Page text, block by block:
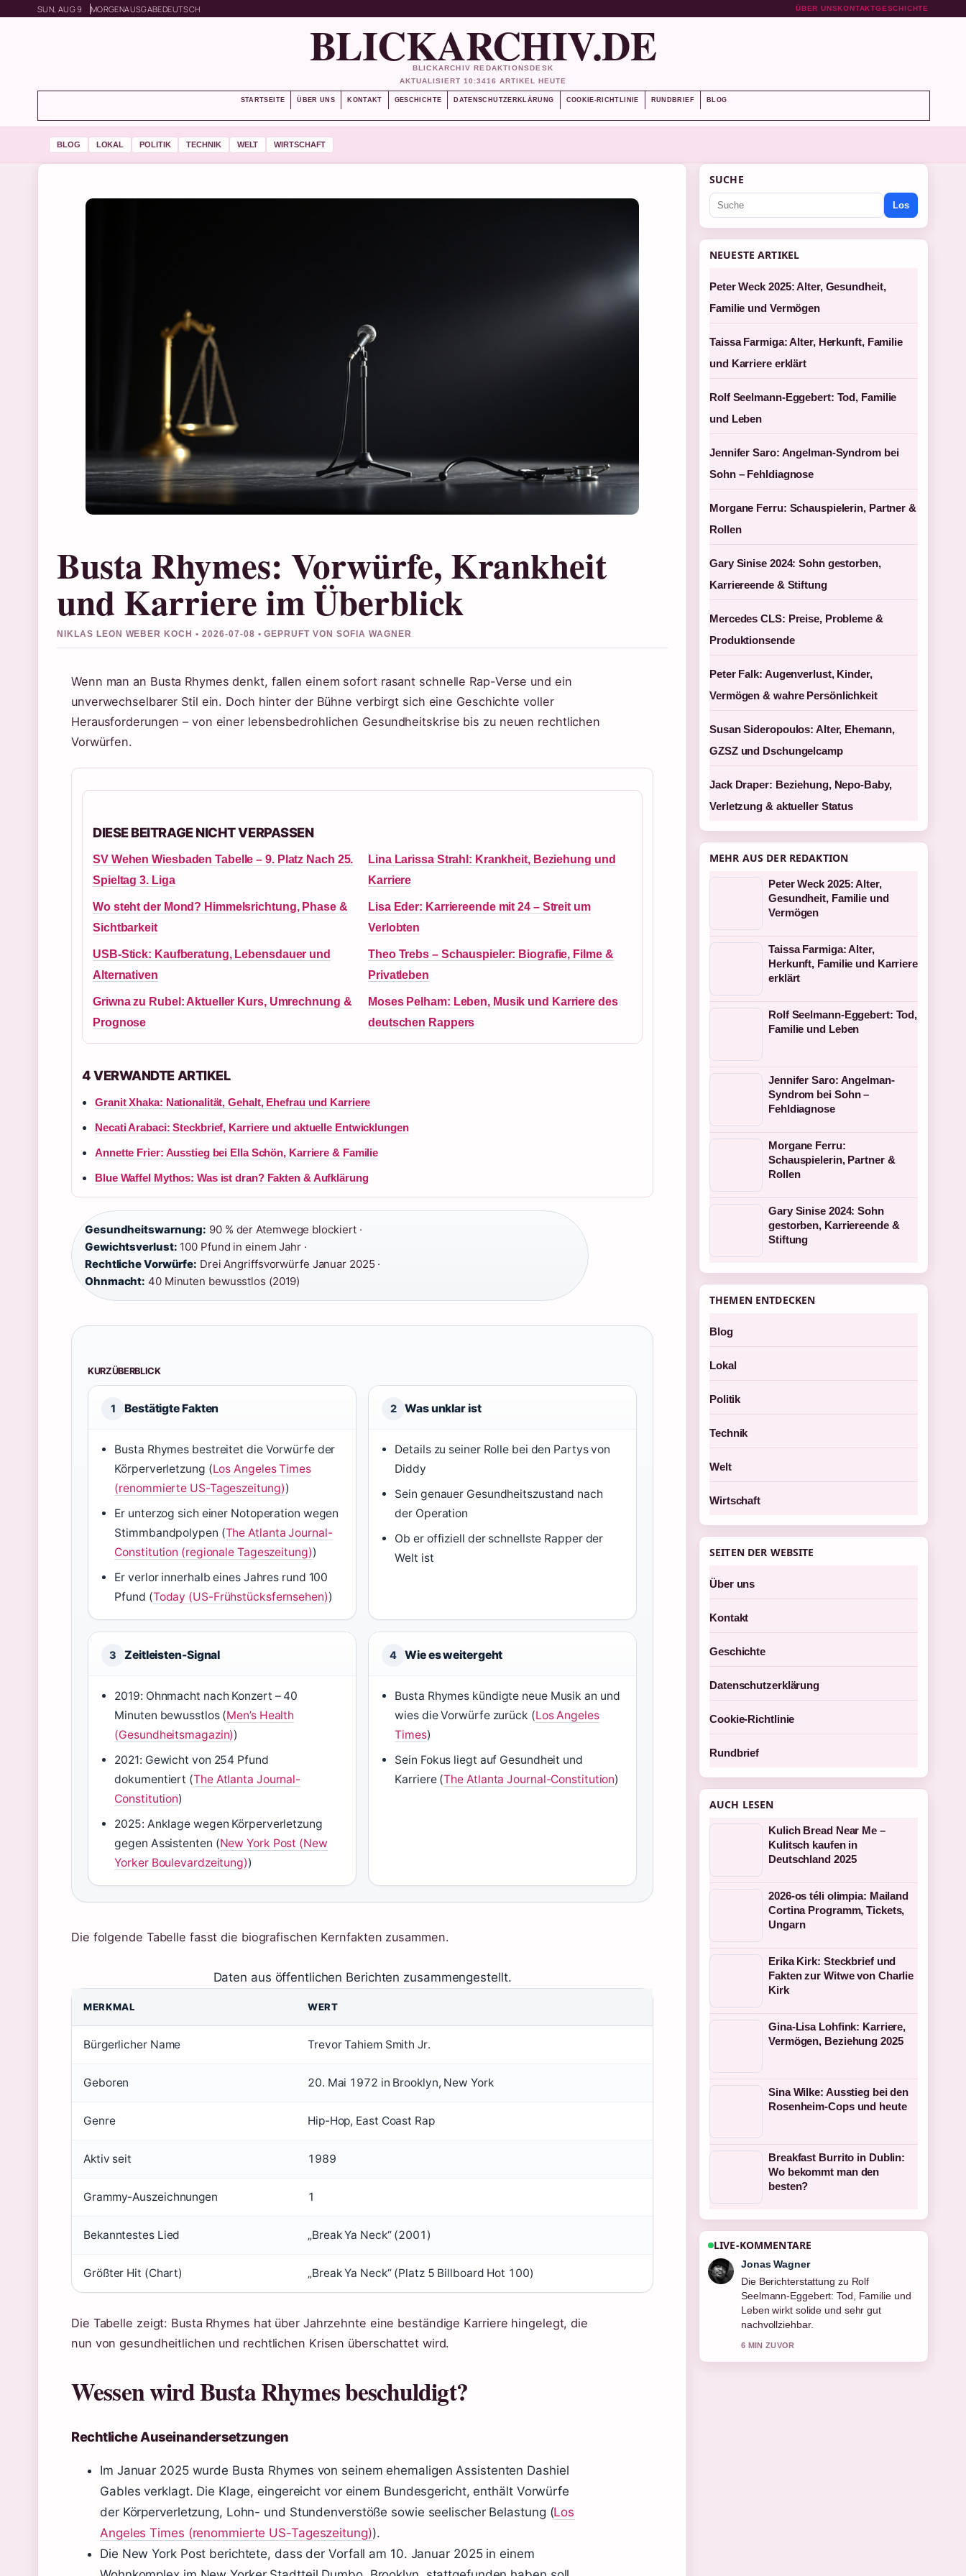
SUN, AUG 9 MORGENAUSGABEDEUTSCH ÜBER UNSKONTAKTGESCHICHTE
BLICKARCHIV.DE
BLICKARCHIV REDAKTIONSDESK
AKTUALISIERT 10:3416 ARTIKEL HEUTE
STARTSEITE ÜBER UNS KONTAKT GESCHICHTE DATENSCHUTZERKLÄRUNG COOKIE-RICHTLINIE RUNDBRIEF BLOG
BLOG LOKAL POLITIK TECHNIK WELT WIRTSCHAFT
Busta Rhymes: Vorwürfe, Krankheit
und Karriere im Überblick
NIKLAS LEON WEBER KOCH • 2026-07-08 • GEPRUFT VON SOFIA WAGNER
Wenn man an Busta Rhymes denkt, fallen einem sofort rasant schnelle Rap-Verse und ein
unverwechselbarer Stil ein. Doch hinter der Bühne verbirgt sich eine Geschichte voller
Herausforderungen – von einer lebensbedrohlichen Gesundheitskrise bis zu neuen rechtlichen
Vorwürfen.
DIESE BEITRAGE NICHT VERPASSEN
SV Wehen Wiesbaden Tabelle – 9. Platz Nach 25.
Spieltag 3. Liga
Lina Larissa Strahl: Krankheit, Beziehung und
Karriere
Wo steht der Mond? Himmelsrichtung, Phase &
Sichtbarkeit
Lisa Eder: Karriereende mit 24 – Streit um
Verlobten
USB-Stick: Kaufberatung, Lebensdauer und
Alternativen
Theo Trebs – Schauspieler: Biografie, Filme &
Privatleben
Griwna zu Rubel: Aktueller Kurs, Umrechnung &
Prognose
Moses Pelham: Leben, Musik und Karriere des
deutschen Rappers
4 VERWANDTE ARTIKEL
Granit Xhaka: Nationalität, Gehalt, Ehefrau und Karriere
Necati Arabaci: Steckbrief, Karriere und aktuelle Entwicklungen
Annette Frier: Ausstieg bei Ella Schön, Karriere & Familie
Blue Waffel Mythos: Was ist dran? Fakten & Aufklärung
Gesundheitswarnung: 90 % der Atemwege blockiert ·
Gewichtsverlust: 100 Pfund in einem Jahr ·
Rechtliche Vorwürfe: Drei Angriffsvorwürfe Januar 2025 ·
Ohnmacht: 40 Minuten bewusstlos (2019)
KURZÜBERBLICK
1 Bestätigte Fakten
Busta Rhymes bestreitet die Vorwürfe der
Körperverletzung (Los Angeles Times
(renommierte US-Tageszeitung))
Er unterzog sich einer Notoperation wegen
Stimmbandpolypen (The Atlanta Journal-
Constitution (regionale Tageszeitung))
Er verlor innerhalb eines Jahres rund 100
Pfund (Today (US-Frühstücksfernsehen))
2 Was unklar ist
Details zu seiner Rolle bei den Partys von
Diddy
Sein genauer Gesundheitszustand nach
der Operation
Ob er offiziell der schnellste Rapper der
Welt ist
3 Zeitleisten-Signal
2019: Ohnmacht nach Konzert – 40
Minuten bewusstlos (Men’s Health
(Gesundheitsmagazin))
2021: Gewicht von 254 Pfund
dokumentiert (The Atlanta Journal-
Constitution)
2025: Anklage wegen Körperverletzung
gegen Assistenten (New York Post (New
Yorker Boulevardzeitung))
4 Wie es weitergeht
Busta Rhymes kündigte neue Musik an und
wies die Vorwürfe zurück (Los Angeles
Times)
Sein Fokus liegt auf Gesundheit und
Karriere (The Atlanta Journal-Constitution)
Die folgende Tabelle fasst die biografischen Kernfakten zusammen.
Daten aus öffentlichen Berichten zusammengestellt.
MERKMAL WERT
Bürgerlicher Name Trevor Tahiem Smith Jr.
Geboren 20. Mai 1972 in Brooklyn, New York
Genre Hip-Hop, East Coast Rap
Aktiv seit 1989
Grammy-Auszeichnungen 1
Bekanntestes Lied „Break Ya Neck“ (2001)
Größter Hit (Chart) „Break Ya Neck“ (Platz 5 Billboard Hot 100)
Die Tabelle zeigt: Busta Rhymes hat über Jahrzehnte eine beständige Karriere hingelegt, die
nun von gesundheitlichen und rechtlichen Krisen überschattet wird.
Wessen wird Busta Rhymes beschuldigt?
Rechtliche Auseinandersetzungen
Im Januar 2025 wurde Busta Rhymes von seinem ehemaligen Assistenten Dashiel
Gables verklagt. Die Klage, eingereicht vor einem Bundesgericht, enthält Vorwürfe
der Körperverletzung, Lohn- und Stundenverstöße sowie seelischer Belastung (Los
Angeles Times (renommierte US-Tageszeitung)).
Die New York Post berichtete, dass der Vorfall am 10. Januar 2025 in einem
SUCHE
Los
NEUESTE ARTIKEL
Peter Weck 2025: Alter, Gesundheit,
Familie und Vermögen
Taissa Farmiga: Alter, Herkunft, Familie
und Karriere erklärt
Rolf Seelmann-Eggebert: Tod, Familie
und Leben
Jennifer Saro: Angelman-Syndrom bei
Sohn – Fehldiagnose
Morgane Ferru: Schauspielerin, Partner &
Rollen
Gary Sinise 2024: Sohn gestorben,
Karriereende & Stiftung
Mercedes CLS: Preise, Probleme &
Produktionsende
Peter Falk: Augenverlust, Kinder,
Vermögen & wahre Persönlichkeit
Susan Sideropoulos: Alter, Ehemann,
GZSZ und Dschungelcamp
Jack Draper: Beziehung, Nepo-Baby,
Verletzung & aktueller Status
MEHR AUS DER REDAKTION
Peter Weck 2025: Alter,
Gesundheit, Familie und
Vermögen
Taissa Farmiga: Alter,
Herkunft, Familie und Karriere
erklärt
Rolf Seelmann-Eggebert: Tod,
Familie und Leben
Jennifer Saro: Angelman-
Syndrom bei Sohn –
Fehldiagnose
Morgane Ferru:
Schauspielerin, Partner &
Rollen
Gary Sinise 2024: Sohn
gestorben, Karriereende &
Stiftung
THEMEN ENTDECKEN
Blog
Lokal
Politik
Technik
Welt
Wirtschaft
SEITEN DER WEBSITE
Über uns
Kontakt
Geschichte
Datenschutzerklärung
Cookie-Richtlinie
Rundbrief
AUCH LESEN
Kulich Bread Near Me –
Kulitsch kaufen in
Deutschland 2025
2026-os téli olimpia: Mailand
Cortina Programm, Tickets,
Ungarn
Erika Kirk: Steckbrief und
Fakten zur Witwe von Charlie
Kirk
Gina-Lisa Lohfink: Karriere,
Vermögen, Beziehung 2025
Sina Wilke: Ausstieg bei den
Rosenheim-Cops und heute
Breakfast Burrito in Dublin:
Wo bekommt man den
besten?
LIVE-KOMMENTARE
Lena Schmidt
Gute Verifikationsarbeit zu Peter Weck
2025: Alter, Gesundheit, Familie und....
Mehr Medien sollten so schreiben.
8 MIN ZUVOR